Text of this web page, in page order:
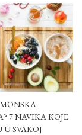
7 NAVIKA KOJE
U SVAKOJ